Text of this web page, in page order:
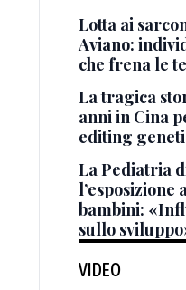
Lotta ai
Aviano:
che frena le
La tragica
anni in Cina
editing
La Pediatria
bambini:
sullo
VIDEO